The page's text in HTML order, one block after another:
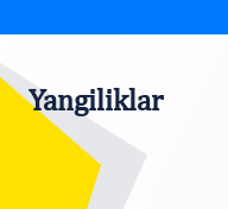
Yangiliklar